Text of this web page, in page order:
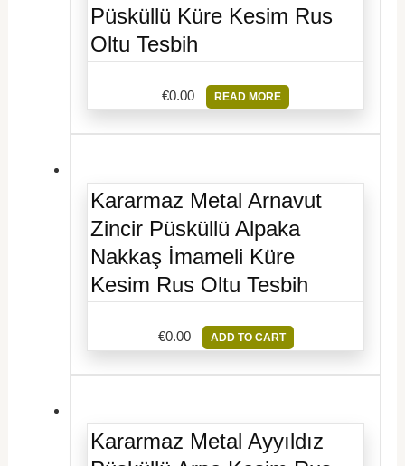
Püsküllü Küre Kesim Rus
Oltu Tesbih
€0.00 READ MORE
Kararmaz Metal Arnavut
Zincir Püsküllü Alpaka
Nakkaş İmameli Küre
Kesim Rus Oltu Tesbih
€0.00 ADD TO CART
Kararmaz Metal Ayyıldız